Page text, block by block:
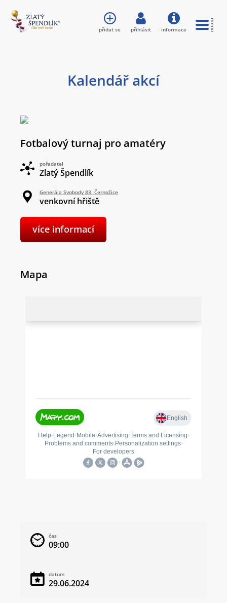
Kalendář akcí
Fotbalový turnaj pro amatéry
pořadatel
Zlatý Špendlík
Generála Svobody 83, Černožice
venkovní hřiště
více informací
Mapa
čas
09:00
datum
29.06.2024
přidat se přihlásit informace